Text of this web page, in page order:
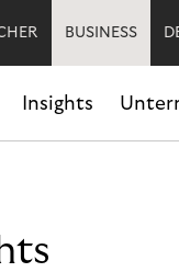
BUSINESS
Insights